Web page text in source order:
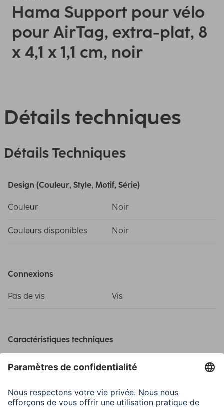
Hama Support pour vélo
pour AirTag, extra-plat, 8
x 4,1 x 1,1 cm, noir
Détails techniques
Détails Techniques
Design (Couleur, Style, Motif, Série)
Couleur Noir
Couleurs disponibles Noir
Connexions
Pas de vis Vis
Caractéristiques techniques
Fixation Attache de vis